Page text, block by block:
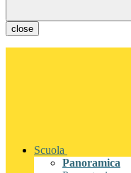
close
Scuola
Panoramica